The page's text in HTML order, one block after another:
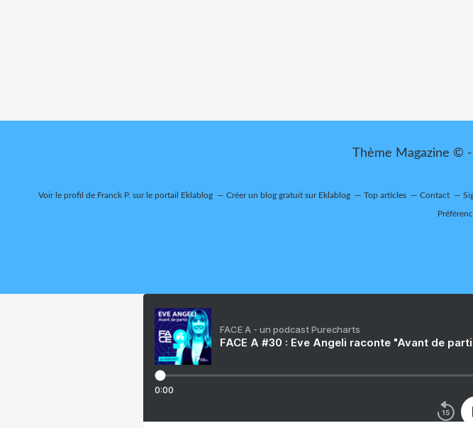
Thème Magazine ©
Voir le profil de Franck P. sur le portail Eklablog Créer un blog gratuit sur Eklablog Top articles Contact
FACE A - un podcast Purecharts
FACE A #30 : Eve Angeli raconte "Avant de
0:00